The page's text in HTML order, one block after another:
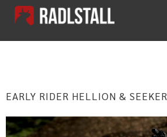
EARLY RIDER HELLION & SEEKER